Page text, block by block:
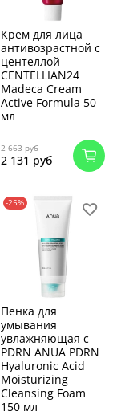
Крем для лица
антивозрастной с
центеллой
CENTELLIAN24
Madeca Cream
Active Formula 50
мл
2 663 руб
2 131 руб
-25%
Пенка для
умывания
увлажняющая с
PDRN ANUA PDRN
Hyaluronic Acid
Moisturizing
Cleansing Foam
150 мл